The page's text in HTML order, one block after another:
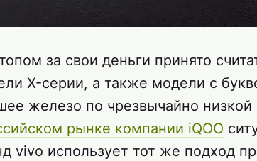
за свои деньги принято
X-серии, а также модели с
железо по чрезвычайно низкой
рынке компании iQOO
vivo использует тот же подход